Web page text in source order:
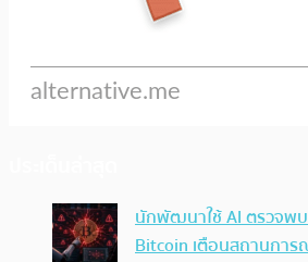
นักพัฒนาใช้ AI ตรวจพ
Bitcoin เตือนสถานการ